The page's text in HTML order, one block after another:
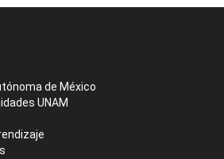
de México
UNAM